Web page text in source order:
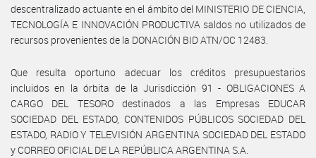
descentralizado actuante en el ámbito del MINISTERIO DE CIENCIA,
TECNOLOGÍA E INNOVACIÓN PRODUCTIVA saldos no utilizados de
recursos provenientes de la DONACIÓN BID ATN/OC 12483.
Que resulta oportuno adecuar los créditos presupuestarios
incluidos en la órbita de la Jurisdicción 91 - OBLIGACIONES A
CARGO DEL TESORO destinados a las Empresas EDUCAR
SOCIEDAD DEL ESTADO, CONTENIDOS PÚBLICOS SOCIEDAD DEL
ESTADO, RADIO Y TELEVISIÓN ARGENTINA SOCIEDAD DEL ESTADO
y CORREO OFICIAL DE LA REPÚBLICA ARGENTINA S.A.